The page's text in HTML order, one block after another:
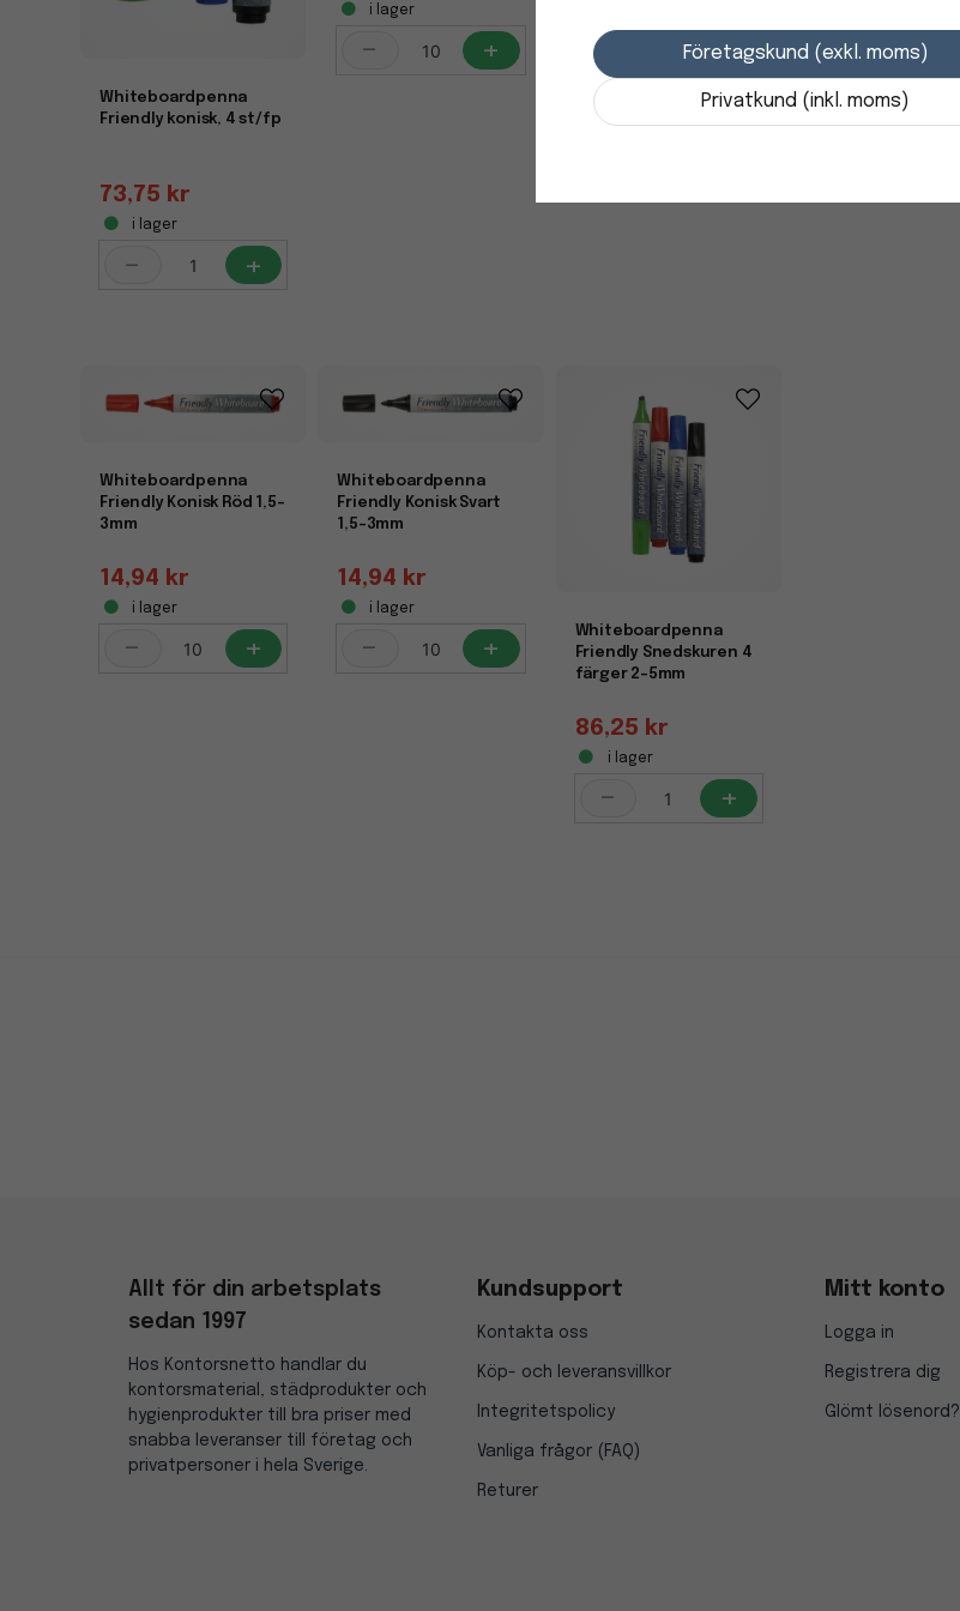
Whiteboardpenna
Friendly konisk, 4 st/fp
73,75 kr
i lager
- +
i lager
- + - +
Whiteboardpenna
Friendly Konisk Röd 1,5-
3mm
14,94 kr
i lager
- +
Whiteboardpenna
Friendly Konisk Svart
1,5-3mm
14,94 kr
i lager
- +
Whiteboardpenna
Friendly Snedskuren 4
färger 2-5mm
86,25 kr
i lager
- +
Företagskund (exkl. moms)
Privatkund (inkl. moms)
Allt för din arbetsplats
sedan 1997
Hos Kontorsnetto handlar du
kontorsmaterial, städprodukter och
hygienprodukter till bra priser med
snabba leveranser till företag och
privatpersoner i hela Sverige.
Kundsupport
Kontakta oss
Köp- och leveransvillkor
Integritetspolicy
Vanliga frågor (FAQ)
Returer
Mitt konto
Logga in
Registrera dig
Glömt lösenord?